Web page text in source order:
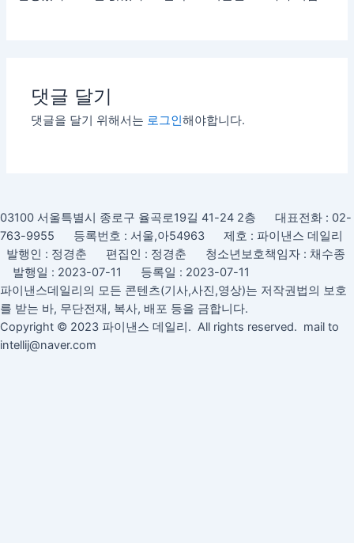
댓글 달기
댓글을 달기 위해서는 로그인해야합니다.
03100 서울특별시 종로구 율곡로19길 41-24 2층 대표전화 : 02-
763-9955 등록번호 : 서울,아54963 제호 : 파이낸스 데일리
발행인 : 정경춘 편집인 : 정경춘 청소년보호책임자 : 채수종
발행일 : 2023-07-11 등록일 : 2023-07-11
파이낸스데일리의 모든 콘텐츠(기사,사진,영상)는 저작권법의 보호
를 받는 바, 무단전재, 복사, 배포 등을 금합니다.
Copyright © 2023 파이낸스 데일리. All rights reserved. mail to
intellij@naver.com